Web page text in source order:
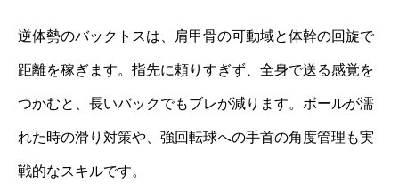
逆体勢のバックトスは、肩甲骨の可動域と体幹の回旋で
距離を稼ぎます。指先に頼りすぎず、全身で送る感覚を
つかむと、長いバックでもブレが減ります。ボールが濡
れた時の滑り対策や、強回転球への手首の角度管理も実
戦的なスキルです。